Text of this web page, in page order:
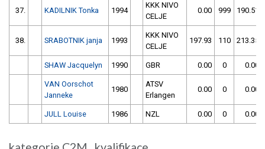
37. KADILNIK Tonka 1994
KKK NIVO
CELJE
0.00 999 190.51
38. SRABOTNIK janja 1993
KKK NIVO
CELJE
197.93 110 213.35
SHAW Jacquelyn 1990 GBR 0.00 0 0.00
VAN Oorschot
Janneke
1980
ATSV
Erlangen
0.00 0 0.00
JULL Louise 1986 NZL 0.00 0 0.00